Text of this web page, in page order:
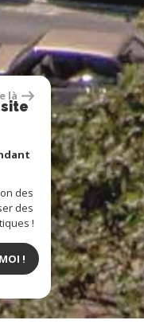
là
des
des
!
!